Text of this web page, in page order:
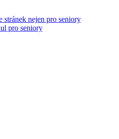
stránek nejen pro seniory